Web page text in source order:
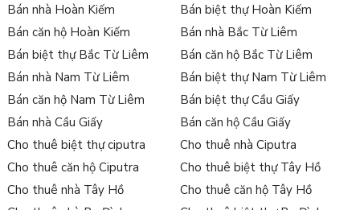
Bán nhà Hoàn Kiếm
Bán biệt thự Hoàn Kiếm
Bán căn hộ Hoàn Kiếm
Bán nhà Bắc Từ Liêm
Bán biệt thự Bắc Từ Liêm
Bán căn hộ Bắc Từ Liêm
Bán nhà Nam Từ Liêm
Bán biệt thự Nam Từ Liêm
Bán căn hộ Nam Từ Liêm
Bán biệt thự Cầu Giấy
Bán nhà Cầu Giấy
Bán căn hộ Cầu Giấy
Cho thuê biệt thự ciputra
Cho thuê nhà Ciputra
Cho thuê căn hộ Ciputra
Cho thuê biệt thự Tây Hồ
Cho thuê nhà Tây Hồ
Cho thuê căn hộ Tây Hồ